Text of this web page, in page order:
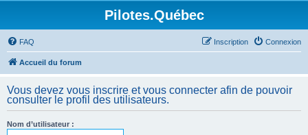
Pilotes.Québec
FAQ Connexion
Inscription
Accueil du forum
Vous devez vous inscrire et vous connecter afin de pouvoir
consulter le profil des utilisateurs.
Nom d’utilisateur :